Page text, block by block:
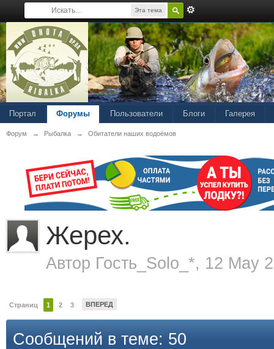
Эта тема
Портал Форумы Пользователи Блоги Галерея
Форум → Рыбалка → Обитатели наших водоёмов
Жерех.
Автор Гость_Solo_*, 12 May
Страниц 1 2 3 ВПЕРЕД
Сообщений в теме: 50